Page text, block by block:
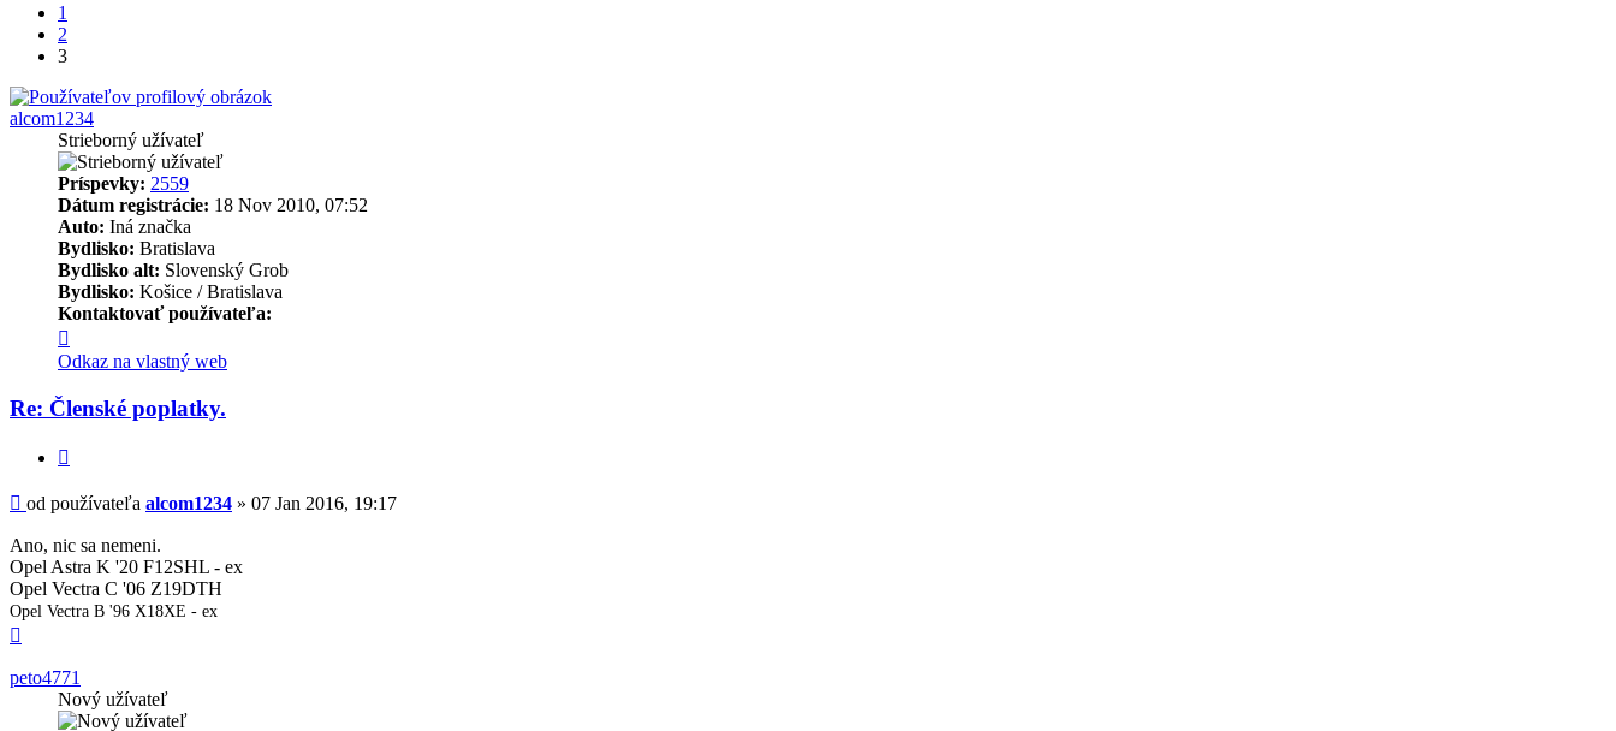
1
2
3
alcom1234
Strieborný užívateľ
Príspevky: 2559
Dátum registrácie: 18 Nov 2010, 07:52
Auto: Iná značka
Bydlisko: Bratislava
Bydlisko alt: Slovenský Grob
Bydlisko: Košice / Bratislava
Kontaktovať používateľa:
informácie
používateľa
-
alcom1234
Odkaz na vlastný web
Re: Členské poplatky.
Príspevok
od používateľa alcom1234 » 07 Jan 2016, 19:17
Ano, nic sa nemeni.
Opel Astra K '20 F12SHL - ex
Opel Vectra C '06 Z19DTH
Opel Vectra B '96 X18XE - ex
peto4771
Nový užívateľ